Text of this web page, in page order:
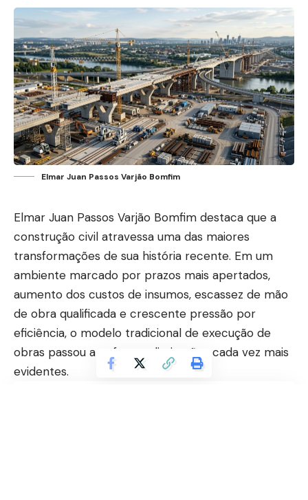
Elmar Juan Passos Varjão Bomfim
Elmar Juan Passos Varjão Bomfim destaca que a
construção civil atravessa uma das maiores
transformações de sua história recente. Em um
ambiente marcado por prazos mais apertados,
aumento dos custos de insumos, escassez de mão
de obra qualificada e crescente pressão por
eficiência, o modelo tradicional de execução de
obras passou a enfrentar limitações cada vez mais
evidentes.